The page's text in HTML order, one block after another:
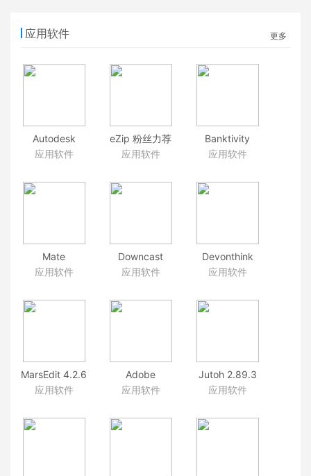
应用软件 更多
Autodesk
AutoCAD
CAD绘图工具
应用软件
eZip 粉丝力荐
的压缩软件
应用软件
Banktivity
7.1.2 财务管理
应用软件
Mate
Translate 5.1.3
翻译工具
应用软件
Downcast
2.9.38
工具
应用软件
Devonthink
Pro Office
理用具
应用软件
MarsEdit 4.2.6
博客写作软件
应用软件
Adobe
Acrobat Pro
2019.010.20098
强大的PDF编
应用软件
Jutoh 2.89.3
电子书设计制
应用软件